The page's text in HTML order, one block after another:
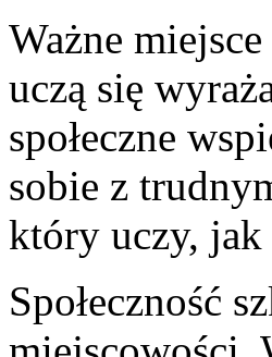
Ważne
uczą się
społeczne
sobie z
który uczy,
Społeczność